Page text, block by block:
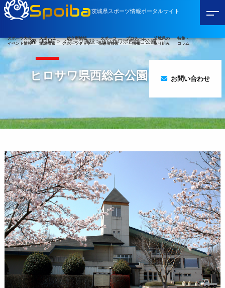
Spoiba茨城県スポーツ情報ポータルサイト
スポーツ大会
イベント情報
スポーツ
施設検索
総合型地域
スポーツクラブ
スポーツ
指導者検索
プロチーム
情報
茨城県の
取り組み
特集・
コラム
お問い合わせ
HOME>スポーツ施設>ヒロサワ県西総合公園
ヒロサワ県西総合公園